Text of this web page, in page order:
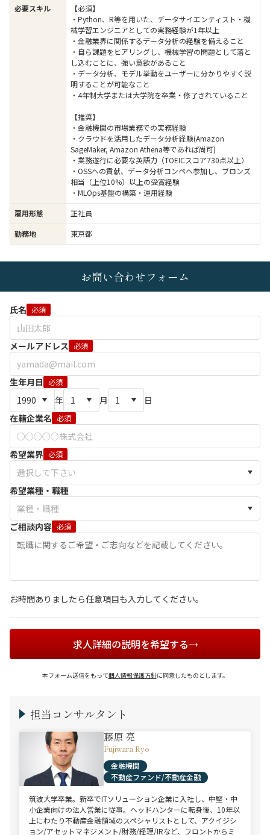
必要スキル
【必須】
・Python、R等を用いた、データサイエンティスト・機
械学習エンジニアとしての実務経験が1年以上
・金融業界に関係するデータ分析の経験を備えること
・自ら課題をヒアリングし、機械学習の問題として落と
し込むことに、強い意欲があること
・データ分析、モデル挙動をユーザーに分かりやすく説
明することが可能なこと
・4年制大学または大学院を卒業・修了されていること
【推奨】
・金融機関の市場業務での実務経験
・クラウドを活用したデータ分析経験(Amazon
SageMaker, Amazon Athena等であれば尚可)
・業務遂行に必要な英語力（TOEICスコア730点以上）
・OSSへの貢献、データ分析コンペへ参加し、ブロンズ
相当（上位10%）以上の受賞経験
・MLOps基盤の構築・運用経験
雇用形態
正社員
勤務地
東京都
お問い合わせフォーム
氏名 必須
メールアドレス 必須
生年月日 必須
年 月
日
在籍企業名 必須
希望業界 必須
希望業種・職種
ご相談内容 必須
お時間ありましたら任意項目も入力してください。
求人詳細の説明を希望する
本フォーム送信をもって個人情報保護方針に同意したものとします。
担当コンサルタント
藤原 亮
Fujiwara Ryo
金融機関
不動産ファンド/不動産金融
筑波大学卒業。新卒でITソリューション企業に入社し、中堅・中
小企業向けの法人営業に従事。ヘッドハンターに転身後、10年以
上にわたり不動産金融領域のスペシャリストとして、アクイジシ
ョン/アセットマネジメント/財務/経理/IRなど、フロントからミ